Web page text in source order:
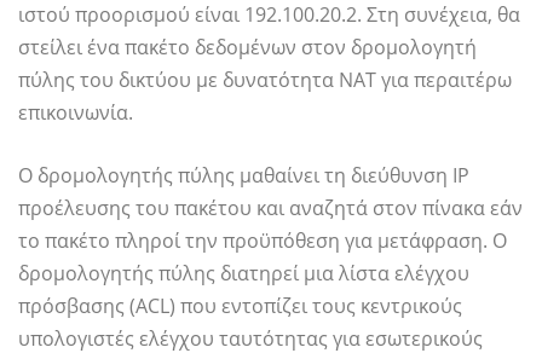
ιστού προορισμού είναι 192.100.20.2. Στη συνέχεια, θα
στείλει ένα πακέτο δεδομένων στον δρομολογητή
πύλης του δικτύου με δυνατότητα NAT για περαιτέρω
επικοινωνία.
Ο δρομολογητής πύλης μαθαίνει τη διεύθυνση IP
προέλευσης του πακέτου και αναζητά στον πίνακα εάν
το πακέτο πληροί την προϋπόθεση για μετάφραση. Ο
δρομολογητής πύλης διατηρεί μια λίστα ελέγχου
πρόσβασης (ACL) που εντοπίζει τους κεντρικούς
υπολογιστές ελέγχου ταυτότητας για εσωτερικούς